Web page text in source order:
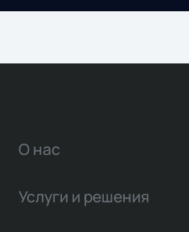
О нас
Услуги и решения